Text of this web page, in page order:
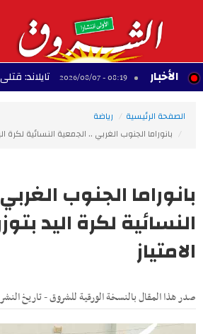
الأخبار
08:19 - 2026/08/07 تايلاند: قتلى
الصفحة الرئيسية
رياضة
بانوراما الجنوب الغربي .. الجمعية النسائية لكرة
بانوراما الجنوب
النسائية لكرة اليد
الامتياز
صدر هذا المقال بالنسخة الورقية للشروق - تاريخ النشر : 2025/